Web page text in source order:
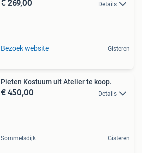
€ 269,00 Details
Bezoek website Gisteren
Pieten Kostuum uit Atelier te koop.
€ 450,00 Details
Sommelsdijk Gisteren